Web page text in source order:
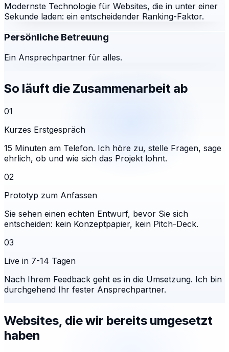
Modernste Technologie für Websites, die in unter einer
Sekunde laden: ein entscheidender Ranking-Faktor.
Persönliche Betreuung
Ein Ansprechpartner für alles.
So läuft die Zusammenarbeit ab
01
Kurzes Erstgespräch
15 Minuten am Telefon. Ich höre zu, stelle Fragen, sage
ehrlich, ob und wie sich das Projekt lohnt.
02
Prototyp zum Anfassen
Sie sehen einen echten Entwurf, bevor Sie sich
entscheiden: kein Konzeptpapier, kein Pitch-Deck.
03
Live in 7-14 Tagen
Nach Ihrem Feedback geht es in die Umsetzung. Ich bin
durchgehend Ihr fester Ansprechpartner.
Websites, die wir bereits umgesetzt
haben